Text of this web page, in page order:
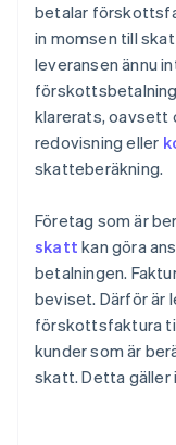
betalar
in momsen till
leveransen ännu
klarerats, oavsett
redovisning eller
skatteberäkning.
Företag som är
skatt kan göra
betalningen.
beviset. Därför är
förskottsfaktura
kunder som är
skatt. Detta gäller